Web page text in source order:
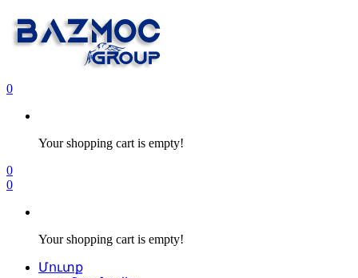
0
Your shopping cart is empty!
0
0
Your shopping cart is empty!
Մուտք